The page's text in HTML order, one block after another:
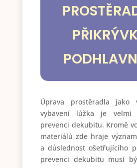
Úprava prostěradla jako
vybavení lůžka je velmi
prevenci dekubitu. Kromě
materiálů zde hraje
a důslednost ošetřujícího
prevenci dekubitu musí